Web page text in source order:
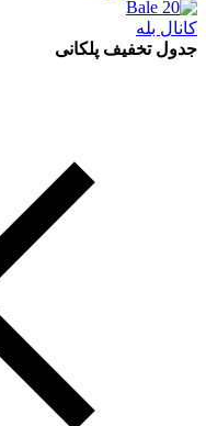
کانال بله
جدول تخفیف پلکانی